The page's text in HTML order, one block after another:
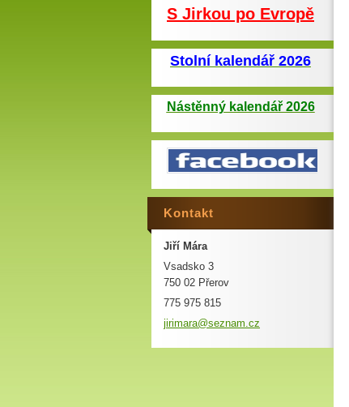
S Jirkou po Evropě
Stolní kalendář 2026
Nástěnný kalendář 2026
Kontakt
Jiří Mára
Vsadsko 3
750 02 Přerov
775 975 815
jirimara@seznam.cz